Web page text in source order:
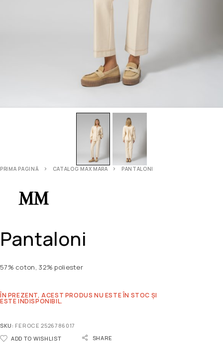
PRIMA PAGINĂ CATALOG MAX MARA PANTALONI
Pantaloni
57% coton, 32% poliester
ÎN PREZENT, ACEST PRODUS NU ESTE ÎN STOC ȘI
ESTE INDISPONIBIL.
SKU: FEROCE 2526786017
ADD TO WISHLIST
SHARE